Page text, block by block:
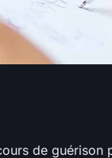
de guérison